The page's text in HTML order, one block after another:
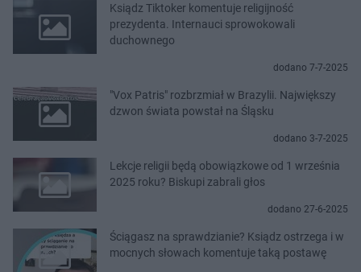
Ksiądz Tiktoker komentuje religijność
prezydenta. Internauci sprowokowali
duchownego
dodano 7-7-2025
"Vox Patris" rozbrzmiał w Brazylii. Największy
dzwon świata powstał na Śląsku
dodano 3-7-2025
Lekcje religii będą obowiązkowe od 1 września
2025 roku? Biskupi zabrali głos
dodano 27-6-2025
Ściągasz na sprawdzianie? Ksiądz ostrzega i w
mocnych słowach komentuje taką postawę